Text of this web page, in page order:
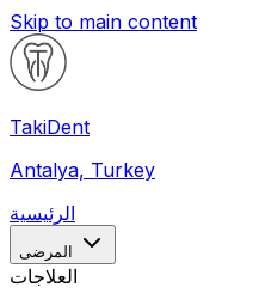
Skip to main content
TakiDent
Antalya, Turkey
الرئيسية
العلاجات